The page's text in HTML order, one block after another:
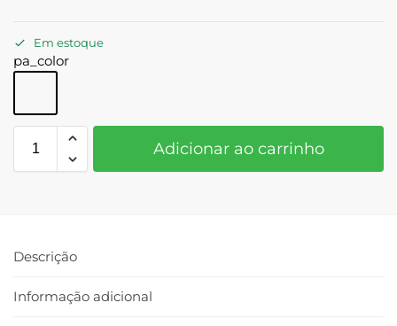
Em estoque
pa_color
Adicionar ao carrinho
Descrição
Informação adicional